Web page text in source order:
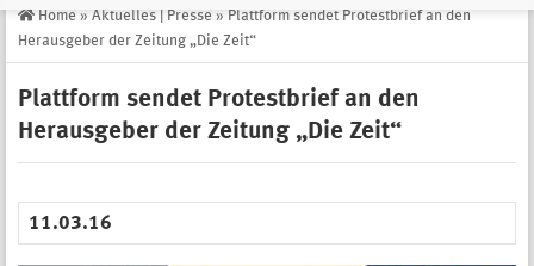
Home » Aktuelles | Presse » Plattform sendet Protestbrief an den
Herausgeber der Zeitung „Die Zeit“
Plattform sendet Protestbrief an den
Herausgeber der Zeitung „Die Zeit“
11.03.16